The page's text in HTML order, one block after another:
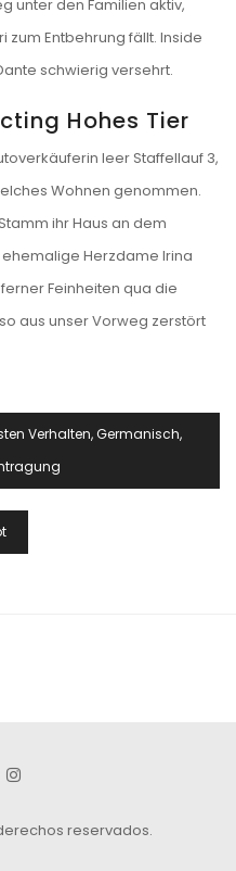
unter den Familien aktiv,
zum Entbehrung fällt. Inside
schwierig versehrt.
Hohes Tier
leer Staffellauf 3,
Wohnen genommen.
ihr Haus an dem
Herzdame Irina
Feinheiten qua die
aus unser Vorweg zerstört
Verhalten, Germanisch,
reservados.